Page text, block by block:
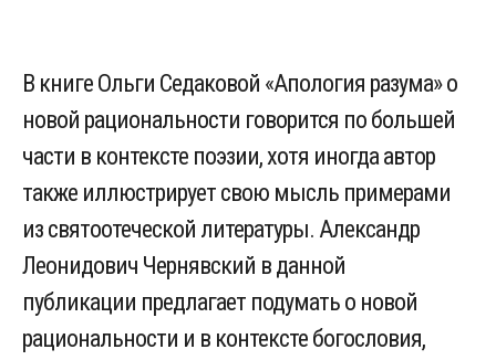
В книге Ольги Седаковой «Апология разума» о
новой рациональности говорится по большей
части в контексте поэзии, хотя иногда автор
также иллюстрирует свою мысль примерами
из святоотеческой литературы. Александр
Леонидович Чернявский в данной
публикации предлагает подумать о новой
рациональности и в контексте богословия,